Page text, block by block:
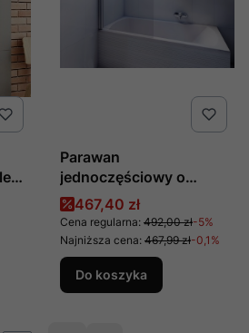
Parawan
jednoczęściowy o
długości 80cm i
wysokości 140cm
DS101T
Cena promocyjna
467,40 zł
Cena regularna: 492,00 zł-5%
Najniższa cena: 467,99 zł-0,1%
Do koszyka